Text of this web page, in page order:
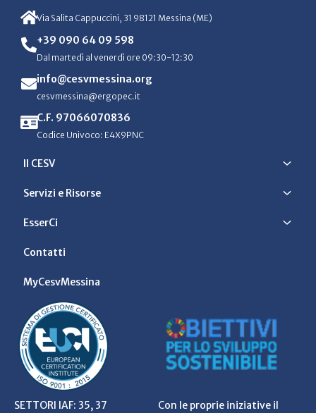
Via Salita Cappuccini, 31 98121 Messina (ME)
+39 090 64 09 598
Dal martedì al venerdì ore 09:30-12:30
info@cesvmessina.org
cesvmessina@ergopec.it
C.F. 97066070836
Codice Univoco: E4X9PNC
Il CESV
Servizi e Risorse
EsserCi
Contatti
MyCesvMessina
SETTORI IAF: 35, 37 Con le proprie iniziative il